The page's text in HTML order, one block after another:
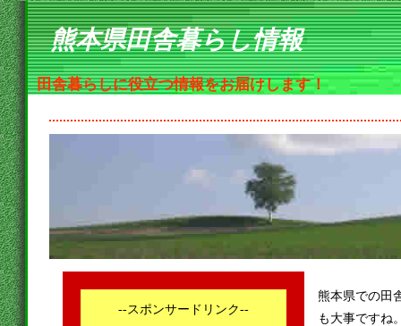
熊本県田舎暮らし情報
田舎暮らしに役立つ情報をお届けします！
--スポンサードリンク--
熊本県での田
も大事ですね